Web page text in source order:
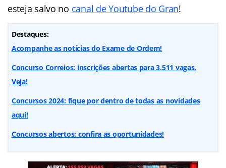
esteja salvo no canal de Youtube do Gran!
Destaques:
Acompanhe as notícias do Exame de Ordem!
Concurso Correios: inscrições abertas para 3.511 vagas.
Veja!
Concursos 2024: fique por dentro de todas as novidades
aqui!
Concursos abertos: confira as oportunidades!